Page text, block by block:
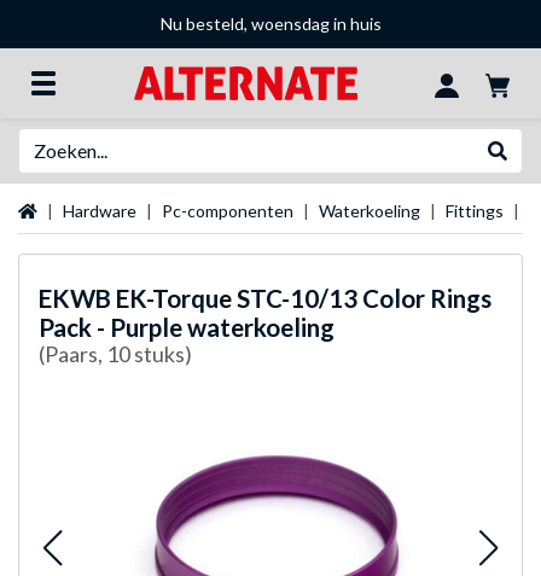
Nu besteld, woensdag in huis
Startpagina
Hardware Pc-componenten Waterkoeling Fittings
EKWB EK-Torque STC-10/13 Color Rings
Pack - Purple waterkoeling
(Paars, 10 stuks)